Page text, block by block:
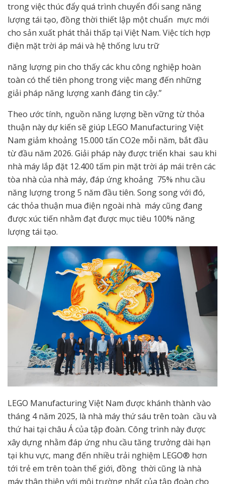
trong việc thúc đẩy quá trình chuyển đổi sang năng
lượng tái tạo, đồng thời thiết lập một chuẩn mực mới
cho sản xuất phát thải thấp tại Việt Nam. Việc tích hợp
điện mặt trời áp mái và hệ thống lưu trữ
năng lượng pin cho thấy các khu công nghiệp hoàn
toàn có thể tiên phong trong việc mang đến những
giải pháp năng lượng xanh đáng tin cậy.”
Theo ước tính, nguồn năng lượng bền vững từ thỏa
thuận này dự kiến sẽ giúp LEGO Manufacturing Việt
Nam giảm khoảng 15.000 tấn CO2e mỗi năm, bắt đầu
từ đầu năm 2026. Giải pháp này được triển khai sau khi
nhà máy lắp đặt 12.400 tấm pin mặt trời áp mái trên các
tòa nhà của nhà máy, đáp ứng khoảng 75% nhu cầu
năng lượng trong 5 năm đầu tiên. Song song với đó,
các thỏa thuận mua điện ngoài nhà máy cũng đang
được xúc tiến nhằm đạt được mục tiêu 100% năng
lượng tái tạo.
LEGO Manufacturing Việt Nam được khánh thành vào
tháng 4 năm 2025, là nhà máy thứ sáu trên toàn cầu và
thứ hai tại châu Á của tập đoàn. Công trình này được
xây dựng nhằm đáp ứng nhu cầu tăngtrưởng dài hạn
tại khu vực, mang đến nhiều trải nghiệm LEGO® hơn
tới trẻ em trên toàn thế giới, đồng thời cũng là nhà
máy thân thiện với môi trường nhất của tập đoàn cho